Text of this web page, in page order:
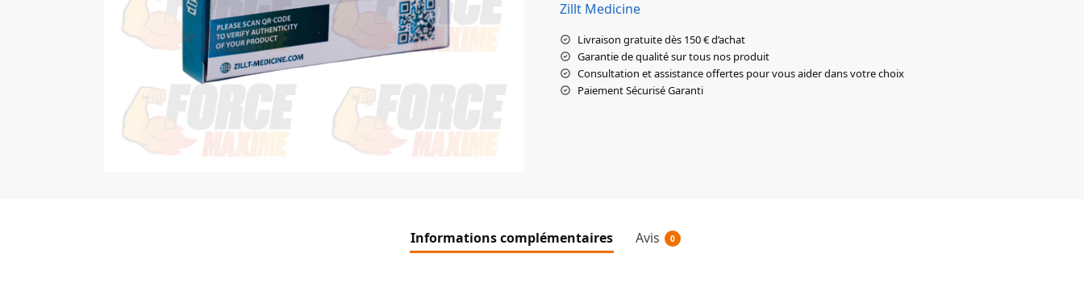
Zillt Medicine
Livraison gratuite dès 150 € d’achat
Garantie de qualité sur tous nos produit
Consultation et assistance offertes pour vous aider dans votre choix
Paiement Sécurisé Garanti
Informations complémentaires Avis 0